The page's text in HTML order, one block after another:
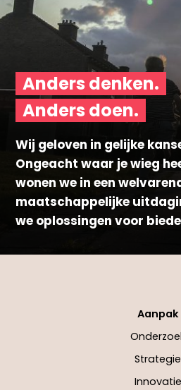
Wij geloven in gelijke
Ongeacht waar je wieg
wonen we in een
maatschappelijke
we oplossingen voor
Anders denken.
Anders doen.
Aanpak
Strategie
Innovatie